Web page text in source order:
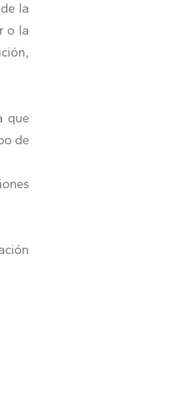
la
o la
que
de